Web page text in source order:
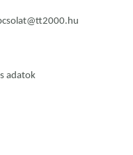
adatok